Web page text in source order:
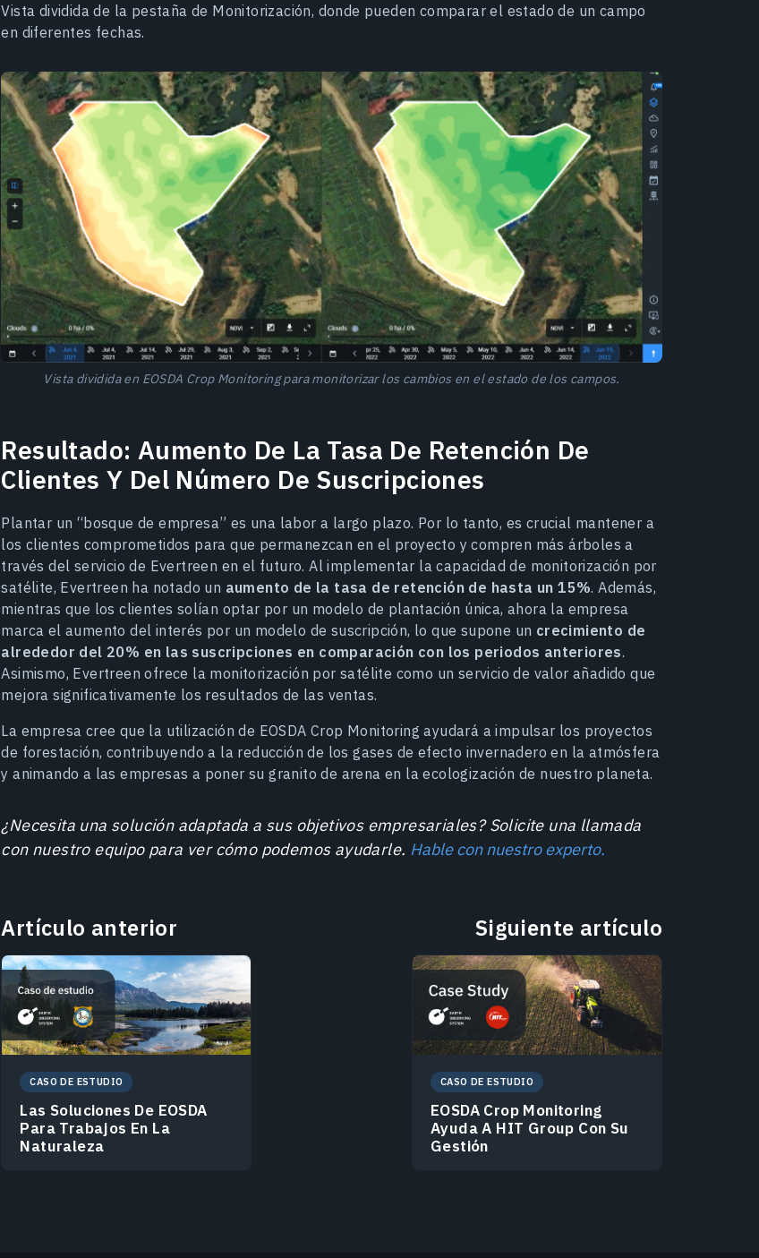
Vista dividida de la pestaña de Monitorización, donde pueden comparar el estado de un campo
en diferentes fechas.
Vista dividida en EOSDA Crop Monitoring para monitorizar los cambios en el estado de los campos.
Resultado: Aumento De La Tasa De Retención De
Clientes Y Del Número De Suscripciones
Plantar un “bosque de empresa” es una labor a largo plazo. Por lo tanto, es crucial mantener a
los clientes comprometidos para que permanezcan en el proyecto y compren más árboles a
través del servicio de Evertreen en el futuro. Al implementar la capacidad de monitorización por
satélite, Evertreen ha notado un aumento de la tasa de retención de hasta un 15%. Además,
mientras que los clientes solían optar por un modelo de plantación única, ahora la empresa
marca el aumento del interés por un modelo de suscripción, lo que supone un crecimiento de
alrededor del 20% en las suscripciones en comparación con los periodos anteriores.
Asimismo, Evertreen ofrece la monitorización por satélite como un servicio de valor añadido que
mejora significativamente los resultados de las ventas.
La empresa cree que la utilización de EOSDA Crop Monitoring ayudará a impulsar los proyectos
de forestación, contribuyendo a la reducción de los gases de efecto invernadero en la atmósfera
y animando a las empresas a poner su granito de arena en la ecologización de nuestro planeta.
¿Necesita una solución adaptada a sus objetivos empresariales? Solicite una llamada
con nuestro equipo para ver cómo podemos ayudarle. Hable con nuestro experto.
Artículo anterior
CASO DE ESTUDIO
Las Soluciones De EOSDA
Para Trabajos En La
Naturaleza
Siguiente artículo
CASO DE ESTUDIO
EOSDA Crop Monitoring
Ayuda A HIT Group Con Su
Gestión